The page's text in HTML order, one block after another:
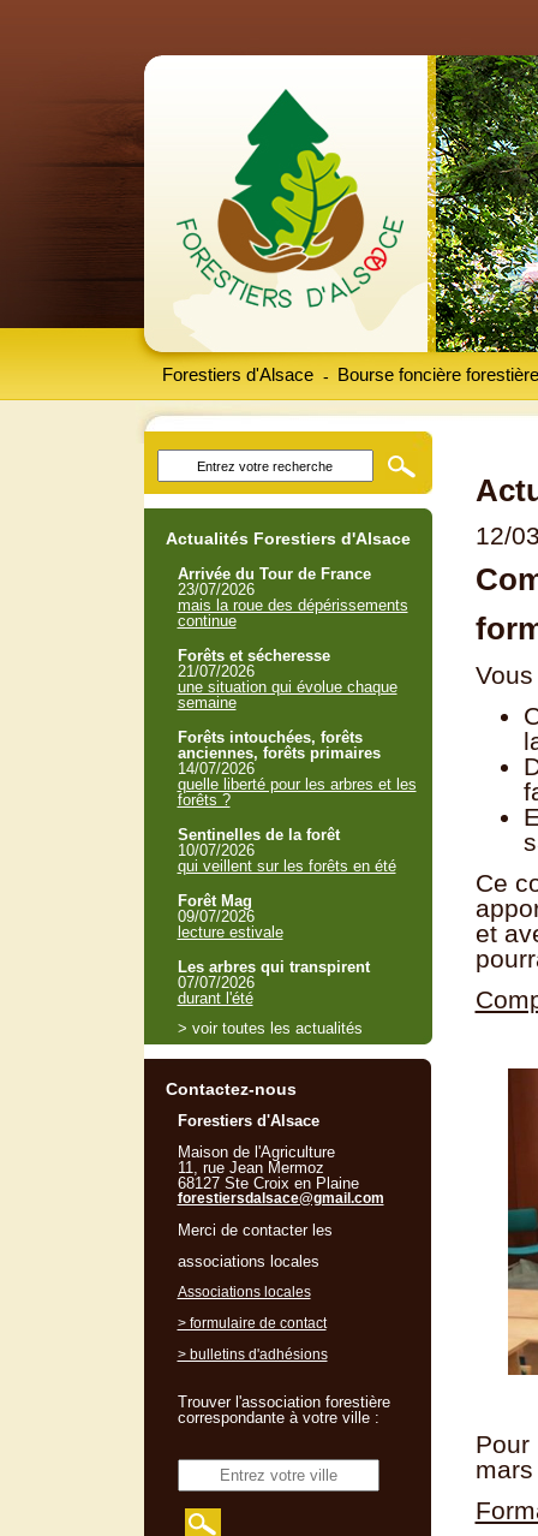
Forestiers d'Alsace Bourse foncière forestière
-
12/
Ce
et
Pour
Actualités Forestiers d'Alsace
Arrivée du Tour de France
23/07/2026
mais la roue des dépérissements
continue
Forêts et sécheresse
21/07/2026
une situation qui évolue chaque
semaine
Forêts intouchées, forêts
anciennes, forêts primaires
14/07/2026
quelle liberté pour les arbres et les
forêts ?
Sentinelles de la forêt
10/07/2026
qui veillent sur les forêts en été
Forêt Mag
09/07/2026
lecture estivale
Les arbres qui transpirent
07/07/2026
durant l'été
> voir toutes les actualités
Contactez-nous
Forestiers d'Alsace
Maison de l'Agriculture
11, rue Jean Mermoz
68127 Ste Croix en Plaine
forestiersdalsace@gmail.com
Merci de contacter les
associations locales
Associations locales
> formulaire de contact
> bulletins d'adhésions
Trouver l'association forestière
correspondante à votre ville :